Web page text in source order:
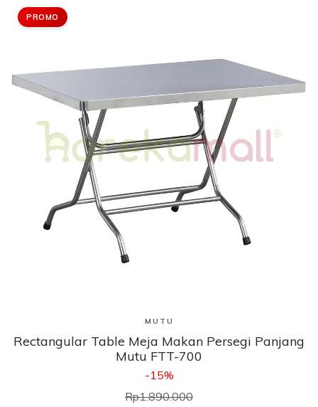
PROMO
Lihat Produk
MUTU
Rectangular Table Meja Makan Persegi Panjang
Mutu FTT-700
-15%
Rp1.890.000